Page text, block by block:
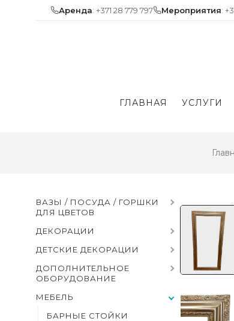
Аренда: +371 28 779 797 Мероприятия:
ГЛАВНАЯ УСЛУГИ
ВАЗЫ / ПОСУДА / ГОРШКИ
ДЛЯ ЦВЕТОВ
ДЕКОРАЦИИ
ДЕТСКИЕ ДЕКОРАЦИИ
ДОПОЛНИТЕЛЬНОЕ
ОБОРУДОВАНИЕ
МЕБЕЛЬ
БАРНЫЕ СТОЙКИ